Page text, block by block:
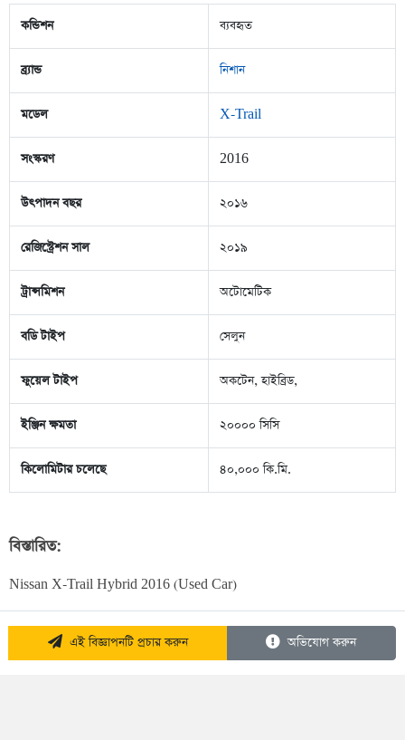
কন্ডিশন ব্যবহৃত
ব্র্যান্ড নিশান
মডেল X-Trail
সংস্করণ 2016
উৎপাদন বছর ২০১৬
রেজিস্ট্রেশন সাল ২০১৯
ট্রান্সমিশন অটোমেটিক
বডি টাইপ সেলুন
ফুয়েল টাইপ অকটেন, হাইব্রিড,
ইঞ্জিন ক্ষমতা ২০০০০ সিসি
কিলোমিটার চলেছে ৪০,০০০ কি.মি.
বিস্তারিত:
Nissan X-Trail Hybrid 2016 (Used Car)
এই বিজ্ঞাপনটি প্রচার করুন অভিযোগ করুন